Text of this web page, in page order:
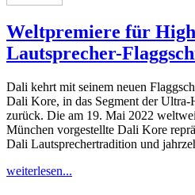
Weltpremiere für
Lautsprecher-
Dali kehrt mit seinem neuen
Dali Kore, in das Segment der
zurück. Die am 19. Mai 2022
München vorgestellte Dali Kore
Dali Lautsprechertradition und
weiterlesen...